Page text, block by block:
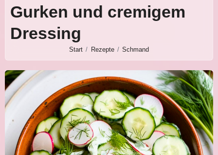
Gurken und cremigem
Dressing
Start Rezepte Schmand